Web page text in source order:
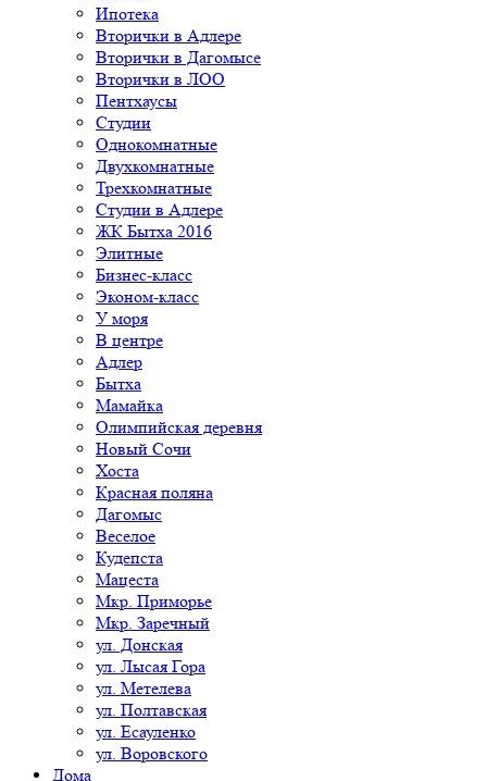
Ипотека
Вторички в Адлере
Вторички в Дагомысе
Вторички в ЛОО
Пентхаусы
Студии
Однокомнатные
Двухкомнатные
Трехкомнатные
Студии в Адлере
ЖК Бытха 2016
Элитные
Бизнес-класс
Эконом-класс
У моря
В центре
Адлер
Бытха
Мамайка
Олимпийская деревня
Новый Сочи
Хоста
Красная поляна
Дагомыс
Веселое
Кудепста
Мацеста
Мкр. Приморье
Мкр. Заречный
ул. Донская
ул. Лысая Гора
ул. Метелева
ул. Полтавская
ул. Есауленко
ул. Воровского
Дома